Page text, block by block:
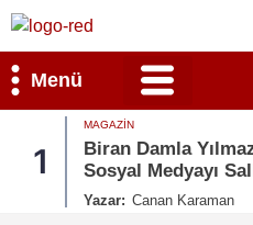
Menü
1
MAGAZIN
Biran Damla
Sosyal Medyayı
Yazar: Canan Karaman